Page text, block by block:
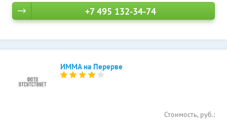
+7 495 132-34-74
ИММА на Перерве
Стоимость, руб.: